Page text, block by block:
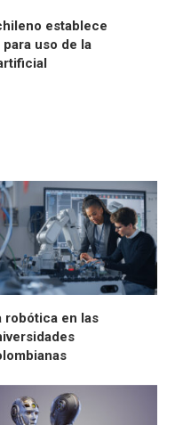
establece
uso de la
robótica en las